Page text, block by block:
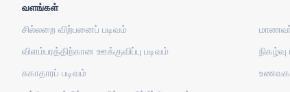
வளங்கள்
சில்லறை விற்பனைப் படிவம்
மாணவர்
விளம்பரத்திற்கான ஊக்குவிப்பு படிவம்
நிகழ்வு
சுகாதாரப் படிவம்
உணவக